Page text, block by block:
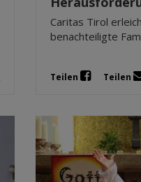
Caritas Tirol
benachteiligte
Teilen Teilen